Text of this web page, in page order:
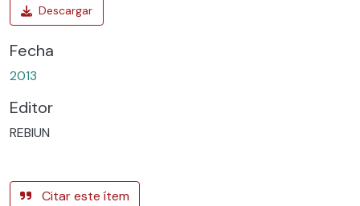
Fecha
2013
Editor
REBIUN
Citar este ítem